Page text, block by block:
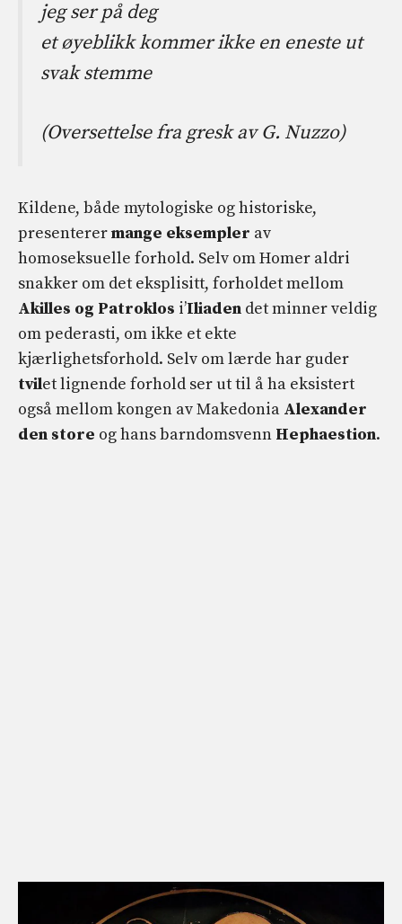
jeg ser på deg
et øyeblikk kommer ikke en eneste ut
svak stemme
(Oversettelse fra gresk av G. Nuzzo)
Kildene, både mytologiske og historiske,
presenterermange eksempler av
homoseksuelle forhold. Selv om Homer aldri
snakker om det eksplisitt, forholdet mellom
Akilles og Patroklos i’Iliaden det minner veldig
om pederasti, om ikke et ekte
kjærlighetsforhold. Selv om lærde har guder
tvilet lignende forhold ser ut til å ha eksistert
også mellom kongen av Makedonia Alexander
den store og hans barndomsvenn Hephaestion.